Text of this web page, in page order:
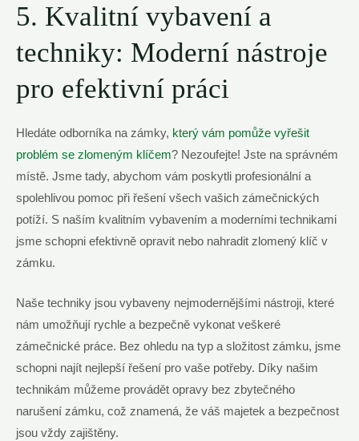
5. Kvalitní vybavení a
techniky: Moderní nástroje
pro efektivní práci
Hledáte odborníka na zámky, který vám pomůže vyřešit
problém se zlomeným klíčem? Nezoufejte! Jste na správném
místě. Jsme tady, abychom vám poskytli profesionální a
spolehlivou pomoc při řešení všech vašich zámečnických
potíží. S naším kvalitním vybavením a moderními technikami
jsme schopni efektivně opravit nebo nahradit zlomený klíč v
zámku.
Naše techniky jsou vybaveny nejmodernějšími nástroji, které
nám umožňují rychle a bezpečně vykonat veškeré
zámečnické práce. Bez ohledu na typ a složitost zámku, jsme
schopni najít nejlepší řešení pro vaše potřeby. Díky našim
technikám můžeme provádět opravy bez zbytečného
narušení zámku, což znamená, že váš majetek a bezpečnost
jsou vždy zajištěny.